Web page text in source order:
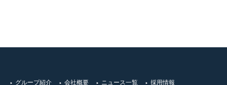
グループ紹介 会社概要 ニュース一覧 採用情報